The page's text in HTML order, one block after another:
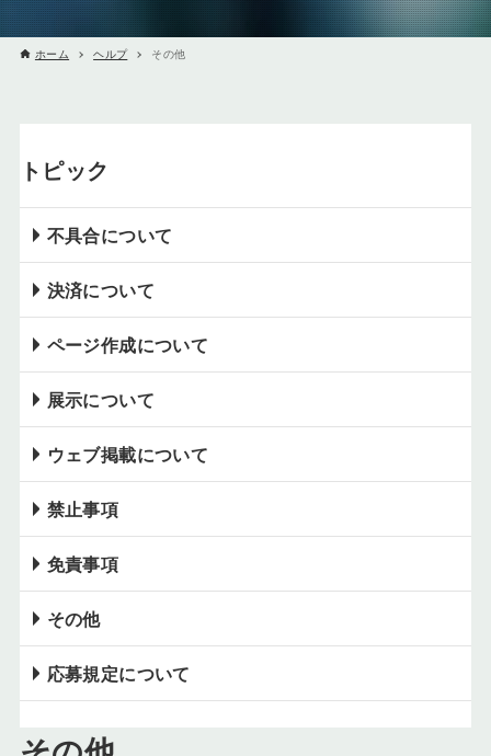
ホーム ヘルプ その他
トピック
不具合について
決済について
ページ作成について
展示について
ウェブ掲載について
禁止事項
免責事項
その他
応募規定について